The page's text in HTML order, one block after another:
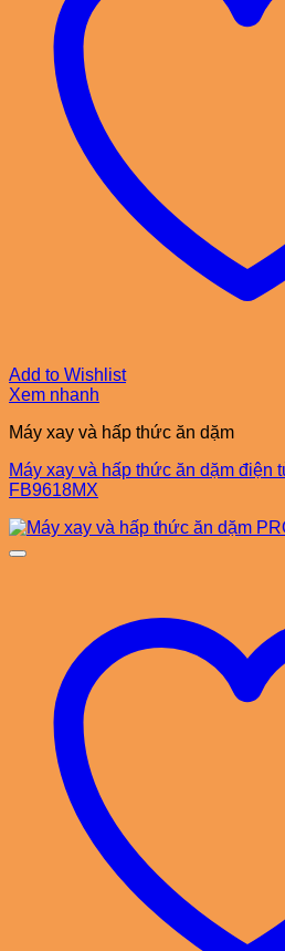
Add to Wishlist
Xem nhanh
Máy xay và hấp thức ăn dặm
Máy xay và hấp thức ăn dặm điện
FB9618MX